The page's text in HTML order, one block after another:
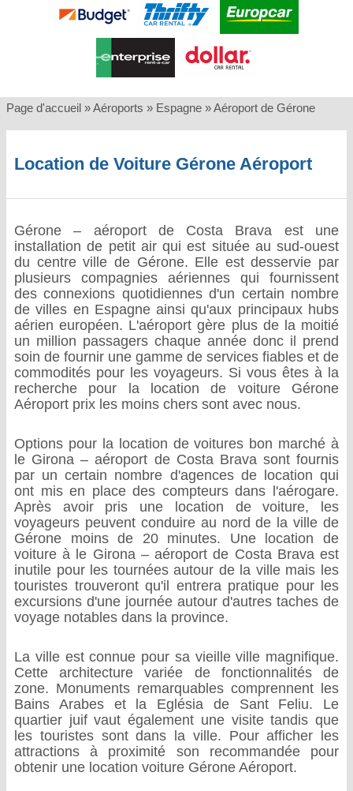
Page d'accueil »Aéroports » Espagne »Aéroport de Gérone
Location de Voiture Gérone Aéroport
Gérone – aéroport de Costa Brava est une
installation de petit air qui est située au sud-ouest
du centre ville de Gérone. Elle est desservie par
plusieurs compagnies aériennes qui fournissent
des connexions quotidiennes d'un certain nombre
de villes en Espagne ainsi qu'aux principaux hubs
aérien européen. L'aéroport gère plus de la moitié
un million passagers chaque année donc il prend
soin de fournir une gamme de services fiables et de
commodités pour les voyageurs. Si vous êtes à la
recherche pour la location de voiture Gérone
Aéroport prix les moins chers sont avec nous.
Options pour la location de voitures bon marché à
le Girona – aéroport de Costa Brava sont fournis
par un certain nombre d'agences de location qui
ont mis en place des compteurs dans l'aérogare.
Après avoir pris une location de voiture, les
voyageurs peuvent conduire au nord de la ville de
Gérone moins de 20 minutes. Une location de
voiture à le Girona – aéroport de Costa Brava est
inutile pour les tournées autour de la ville mais les
touristes trouveront qu'il entrera pratique pour les
excursions d'une journée autour d'autres taches de
voyage notables dans la province.
La ville est connue pour sa vieille ville magnifique.
Cette architecture variée de fonctionnalités de
zone. Monuments remarquables comprennent les
Bains Arabes et la Eglésia de Sant Feliu. Le
quartier juif vaut également une visite tandis que
les touristes sont dans la ville. Pour afficher les
attractions à proximité son recommandée pour
obtenir une location voiture Gérone Aéroport.